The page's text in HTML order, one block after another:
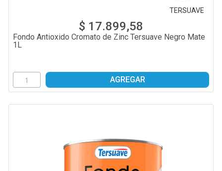
TERSUAVE
$ 17.899,58
Fondo Antioxido Cromato de Zinc Tersuave Negro Mate
1L
AGREGAR